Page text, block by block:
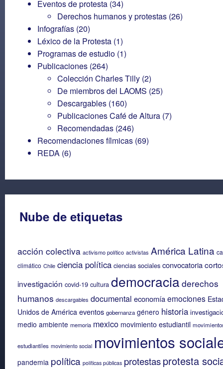
Eventos de protesta (34)
Derechos humanos y protestas (26)
Infografías (20)
Léxico de la Protesta (1)
Programas de estudio (1)
Publicaciones (264)
Colección Charles Tilly (2)
De miembros del LAOMS (25)
Descargables (160)
Publicaciones Café de Altura (7)
Recomendadas (246)
Recomendaciones fílmicas (69)
REDA (6)
Nube de etiquetas
acción colectiva activismo político activistas América Latina
climático Chile ciencia política ciencias sociales convocatoria
investigación covid-19 cultura democracia derechos
humanos descargables documental economíaemociones
Unidos de América eventos gobernanza género historia
medio ambiente memoria mexico movimiento estudiantil
estudiantiles movimiento social movimientos
pandemia política políticas públicas protestasprotesta